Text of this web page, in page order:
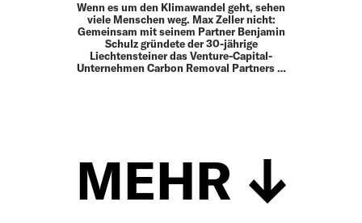
Wenn es um den Klimawandel geht, sehen
viele Menschen weg. Max Zeller nicht:
Gemeinsam mit seinem Partner Benjamin
Schulz gründete der 30-jährige
Liechtensteiner das Venture-Capital-
Unternehmen Carbon Removal Partners …
MEHR